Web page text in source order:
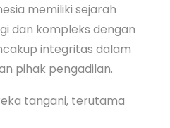
memiliki sejarah
dan kompleks dengan
integritas dalam
pihak pengadilan.
tangani, terutama